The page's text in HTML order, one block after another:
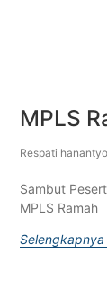
MPLS
Respati hanantyo
Sambut
MPLS Ramah